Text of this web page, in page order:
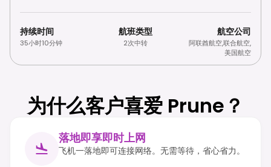
持续时间
35小时10分钟
航班类型
2次中转
航空公司
阿联酋航空,联合航空,
美国航空
为什么客户喜爱 Prune？
落地即享即时上网
飞机一落地即可连接网络。无需等待，省心省力。